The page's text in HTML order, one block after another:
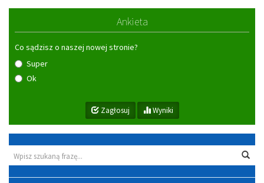
Ankieta
Co sądzisz o naszej nowej stronie?
Super
Ok
Zagłosuj Wyniki
Wyszukiwarka